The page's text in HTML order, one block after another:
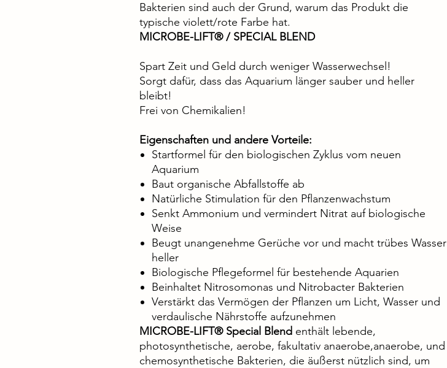
Bakterien sind auch der Grund, warum das Produkt die
typische violett/rote Farbe hat.
MICROBE-LIFT® / SPECIAL BLEND
Spart Zeit und Geld durch weniger Wasserwechsel!
Sorgt dafür, dass das Aquarium länger sauber und heller
bleibt!
Frei von Chemikalien!
Eigenschaften und andere Vorteile:
Startformel für den biologischen Zyklus vom neuen
Aquarium
Baut organische Abfallstoffe ab
Natürliche Stimulation für den Pflanzenwachstum
Senkt Ammonium und vermindert Nitrat auf biologische
Weise
Beugt unangenehme Gerüche vor und macht trübes Wasser
heller
Biologische Pflegeformel für bestehende Aquarien
Beinhaltet Nitrosomonas und Nitrobacter Bakterien
Verstärkt das Vermögen der Pflanzen um Licht, Wasser und
verdaulische Nährstoffe aufzunehmen
MICROBE-LIFT® Special Blend enthält lebende,
photosynthetische, aerobe, fakultativ anaerobe,anaerobe, und
chemosynthetische Bakterien, die äußerst nützlich sind, um